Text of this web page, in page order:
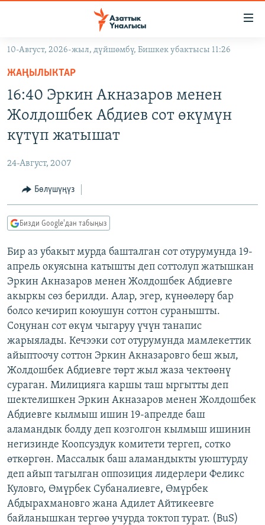
Навигацияга
өтүңүз
салыңызКЫРГЫЗСТАН
МАДАНИЯТ
ТВ ПРОГРАММАЛАР
БҮГҮН АЗАТТЫКТА
ДАНИСТЕ
ЭЖЕ-СИҢДИЛЕР
АЗАТТЫК+
ЫҢГАЙСЫЗ СУРООЛОР
ПОДКАСТ
ОНЛАЙН ШЕРИНЕ
ЭЕ/АРнун бардык сайттары
10-Август, 2026-жыл, дүйшөмбү, Бишкек убактысы 11:26
ЖАҢЫЛЫКТАР
16:40 Эркин Акназаров менен
Жолдошбек Абдиев сот өкүмүн
күтүп жатышат
24-Август, 2007
Бөлүшүңүз
Бизди Google'дан табыңыз
Бир аз убакыт мурда башталган сот отурумунда 19-
апрель окуясына катышты деп соттолуп жатышкан
Эркин Акназаров менен Жолдошбек Абдиевге
акыркы сөз берилди. Алар, эгер, күнөөлөрү бар
болсо кечирип коюушун соттон суранышты.
Соңунан сот өкүм чыгаруу үчүн танапис
жарыялады. Кечээки сот отурумунда мамлекеттик
айыптоочу соттон Эркин Акназаровго беш жыл,
Жолдошбек Абдиевге төрт жыл жаза чектөөнү
сураган. Милицияга каршы таш ыргытты деп
шектелишкен Эркин Акназаров менен Жолдошбек
Абдиевге кылмыш ишин 19-апрелде баш
аламандык болду деп козголгон кылмыш ишинин
негизинде Коопсуздук комитети тергеп, сотко
өткөргөн. Массалык баш аламандыкты уюштурду
деп айып тагылган оппозиция лидерлери Феликс
Куловго, Өмүрбек Субаналиевге, Өмүрбек
Абдырахмановго жана Адилет Айтикеевге
байланышкан тергөө учурда токтоп турат. (BuS)